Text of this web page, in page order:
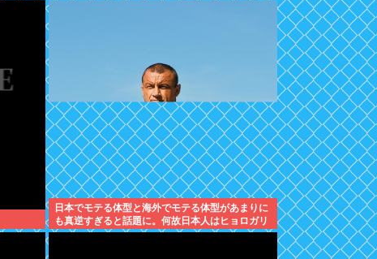
日本でモテる体型と海外でモテる体型があまりに
も真逆すぎると話題に。何故日本人はヒョロガリ
を好むのか。